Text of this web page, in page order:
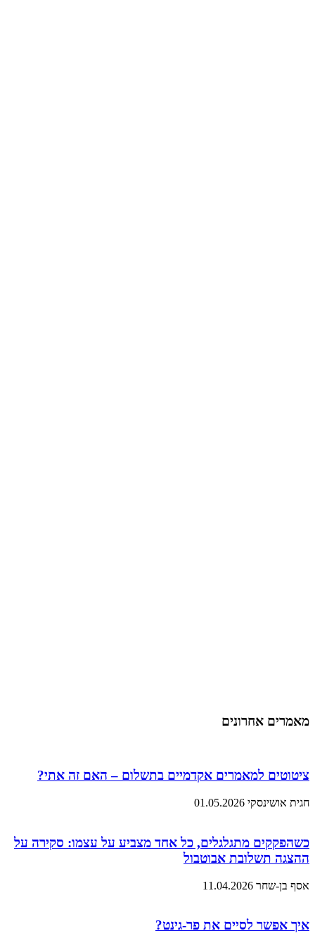
מאמרים אחרונים
ציטוטים למאמרים אקדמיים בתשלום – האם זה אתי?
חגית אושינסקי 01.05.2026
כשהפקקים מתגלגלים, כל אחד מצביע על עצמו: סקירה על
ההצגה תשלובת אבוטבול
אסף בן-שחר 11.04.2026
איך אפשר לסיים את פר-גינט?